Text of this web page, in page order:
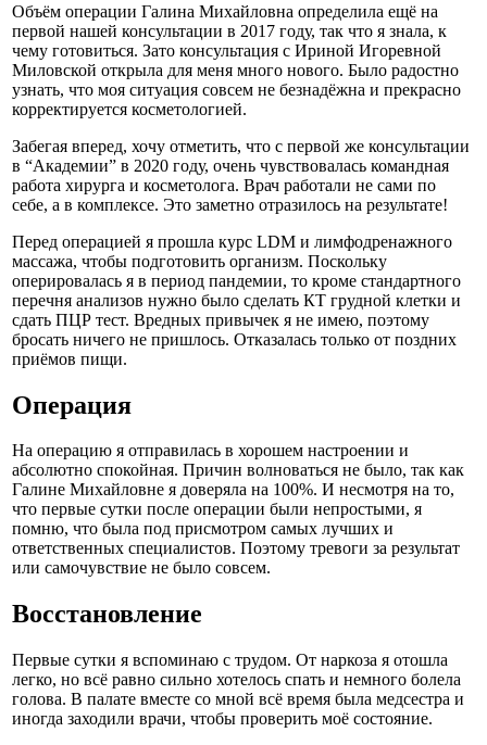
Объём операции Галина Михайловна определила ещё на
первой нашей консультации в 2017 году, так что я знала, к
чему готовиться. Зато консультация с Ириной Игоревной
Миловской открыла для меня много нового. Было радостно
узнать, что моя ситуация совсем не безнадёжна и прекрасно
корректируется косметологией.
Забегая вперед, хочу отметить, что с первой же консультации
в “Академии” в 2020 году, очень чувствовалась командная
работа хирурга и косметолога. Врач работали не сами по
себе, а в комплексе. Это заметно отразилось на результате!
Перед операцией я прошла курс LDM и лимфодренажного
массажа, чтобы подготовить организм. Поскольку
оперировалась я в период пандемии, то кроме стандартного
перечня анализов нужно было сделать КТ грудной клетки и
сдать ПЦР тест. Вредных привычек я не имею, поэтому
бросать ничего не пришлось. Отказалась только от поздних
приёмов пищи.
Операция
На операцию я отправилась в хорошем настроении и
абсолютно спокойная. Причин волноваться не было, так как
Галине Михайловне я доверяла на 100%. И несмотря на то,
что первые сутки после операции были непростыми, я
помню, что была под присмотром самых лучших и
ответственных специалистов. Поэтому тревоги за результат
или самочувствие не было совсем.
Восстановление
Первые сутки я вспоминаю с трудом. От наркоза я отошла
легко, но всё равно сильно хотелось спать и немного болела
голова. В палате вместе со мной всё время была медсестра и
иногда заходили врачи, чтобы проверить моё состояние.